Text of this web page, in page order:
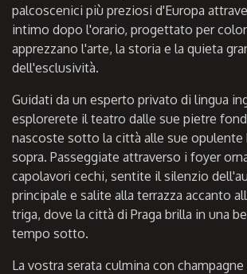
palcoscenici più preziosi d'Europa
intimo dopo l'orario, progettato per
apprezzano l'arte, la storia e la quieta
dell'esclusività.
Guidati da un esperto privato di lingua
esplorerete il teatro dalle sue pietre
nascoste sotto la città alle sue opulente
sopra. Passeggiate attraverso i foyer
capolavori cechi, sentite il silenzio
principale e salite alla terrazza accanto
triga, dove la città di Praga brilla in una
tempo sotto.
La vostra serata culmina con